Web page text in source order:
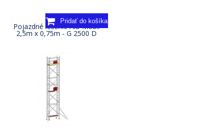
Pojazdné lešenie Alu-Mobil
2,5m x 0,75m - G 2500 D